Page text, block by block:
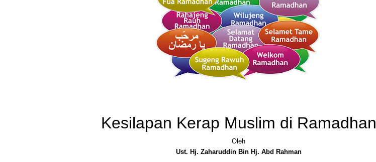
Kesilapan Kerap Muslim di Ramadhan
Oleh
Ust. Hj. Zaharuddin Bin Hj. Abd Rahman